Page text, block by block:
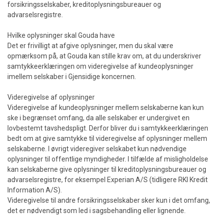
forsikringsselskaber, kreditoplysningsbureauer og
advarselsregistre.
Hvilke oplysninger skal Gouda have
Det er frivilligt at afgive oplysninger, men du skal være
opmærksom på, at Gouda kan stille krav om, at du underskriver
samtykkeerklæringen om videregivelse af kundeoplysninger
imellem selskaber i Gjensidige koncernen.
Videregivelse af oplysninger
Videregivelse af kundeoplysninger mellem selskaberne kan kun
ske i begrænset omfang, da alle selskaber er undergivet en
lovbestemt tavshedspligt. Derfor bliver du i samtykkeerklæringen
bedt om at give samtykke til videregivelse af oplysninger mellem
selskaberne. I øvrigt videregiver selskabet kun nødvendige
oplysninger til offentlige myndigheder. I tilfælde af misligholdelse
kan selskaberne give oplysninger til kreditoplysningsbureauer og
advarselsregistre, for eksempel Experian A/S (tidligere RKI Kredit
Information A/S).
Videregivelse til andre forsikringsselskaber sker kun i det omfang,
det er nødvendigt som led i sagsbehandling eller lignende.